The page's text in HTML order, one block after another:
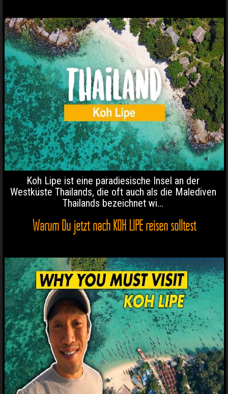
Koh Lipe ist eine paradiesische Insel an der
Westküste Thailands, die oft auch als die Malediven
Thailands bezeichnet wi...
Warum Du jetzt nach KOH LIPE reisen solltest